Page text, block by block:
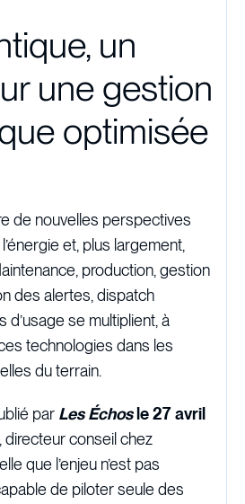
un
une gestion
optimisée
de nouvelles perspectives
et, plus largement,
production, gestion
des alertes, dispatch
d’usage se multiplient, à
technologies dans les
du terrain.
par Les Échosle 27 avril
directeur conseil chez
que l’enjeu n’est pas
de piloter seule des